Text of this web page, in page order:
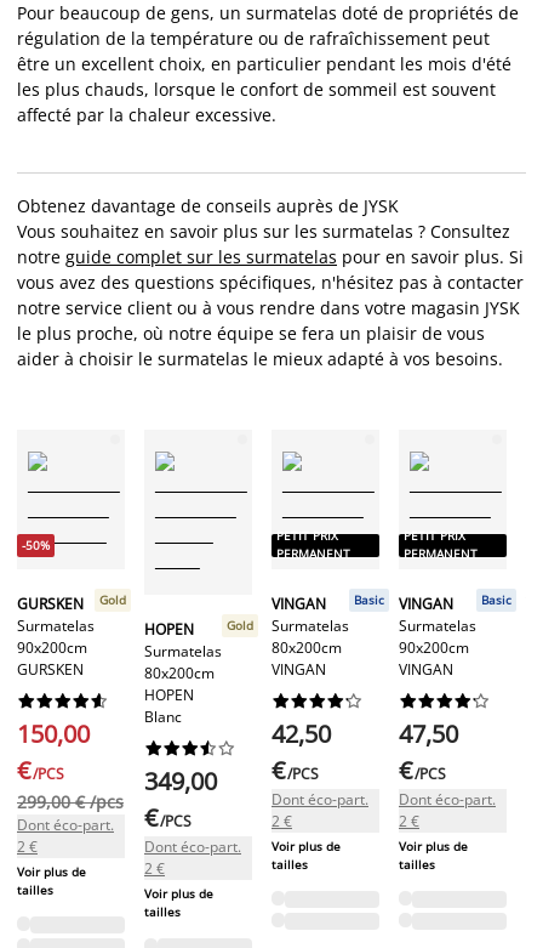
Pour beaucoup de gens, un surmatelas doté de propriétés de
régulation de la température ou de rafraîchissement peut
être un excellent choix, en particulier pendant les mois d'été
les plus chauds, lorsque le confort de sommeil est souvent
affecté par la chaleur excessive.
Obtenez davantage de conseils auprès de JYSK
Vous souhaitez en savoir plus sur les surmatelas ? Consultez
notre guide complet sur les surmatelas pour en savoir plus. Si
vous avez des questions spécifiques, n'hésitez pas à contacter
notre service client ou à vous rendre dans votre magasin JYSK
le plus proche, où notre équipe se fera un plaisir de vous
aider à choisir le surmatelas le mieux adapté à vos besoins.
-50%
GURSKEN
Surmatelas
90x200cm
GURSKEN
Gold






150,00
€/PCS
299,00 € /pcs
Dont éco-part.
2 €
Voir plus de
tailles
HOPEN
Surmatelas
80x200cm
HOPEN
Blanc
Gold






349,00
€/PCS
Dont éco-part.
2 €
Voir plus de
tailles
PETIT PRIX
PERMANENT
VINGAN
Surmatelas
80x200cm
VINGAN
Basic






42,50
€/PCS
Dont éco-part.
2 €
Voir plus de
tailles
PETIT PRIX
PERMANENT
VINGAN
Surmatelas
90x200cm
VINGAN
Basic






47,50
€/PCS
Dont éco-part.
2 €
Voir plus de
tailles